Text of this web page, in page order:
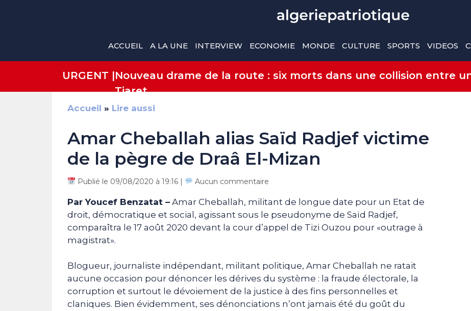
ACCUEIL A LA UNE INTERVIEW ECONOMIE MONDE CULTURE SPORTS VIDEOS
URGENT |Nouveau drame de la route : six morts dans une collision entre
Tiaret
Accueil » Lire aussi
Amar Cheballah alias Saïd Radjef victime
de la pègre de Draâ El-Mizan
Publié le 09/08/2020 à 19:16 | Aucun commentaire
Par Youcef Benzatat – Amar Cheballah, militant de longue date pour un Etat de
droit, démocratique et social, agissant sous le pseudonyme de Saïd Radjef,
comparaîtra le 17 août 2020 devant la cour d’appel de Tizi Ouzou pour «outrage à
magistrat».
Blogueur, journaliste indépendant, militant politique, Amar Cheballah ne ratait
aucune occasion pour dénoncer les dérives du système : la fraude électorale, la
corruption et surtout le dévoiement de la justice à des fins personnelles et
claniques. Bien évidemment, ses dénonciations n’ont jamais été du goût du